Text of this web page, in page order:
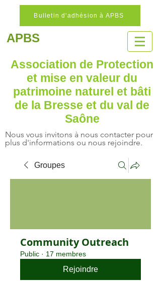
Bulletin d'adhésion à APBS
APBS
Association de Protection
et mise en valeur du
patrimoine naturel et bâti
de la Bresse et du val de
Saône
Nous vous invitons à nous contacter pour
plus d'informations ou nous rejoindre.
Groupes
Community Outreach
Public · 17 membres
Rejoindre